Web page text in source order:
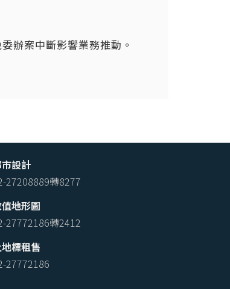
辦案中斷影響業務推動。
設計
27208889轉8277
地形圖
27772186轉2412
標租售
27772186